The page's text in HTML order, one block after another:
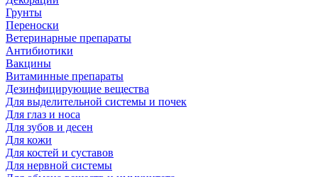
Грунты
Переноски
Ветеринарные препараты
Антибиотики
Вакцины
Витаминные препараты
Дезинфицирующие вещества
Для выделительной системы и почек
Для глаз и носа
Для зубов и десен
Для кожи
Для костей и суставов
Для нервной системы